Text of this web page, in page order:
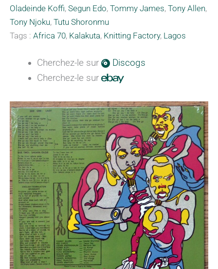
Oladeinde Koffi, Segun Edo, Tommy James, Tony Allen,
Tony Njoku, Tutu Shoronmu
Tags : Africa 70, Kalakuta, Knitting Factory, Lagos
Cherchez-le sur
Discogs
Cherchez-le sur